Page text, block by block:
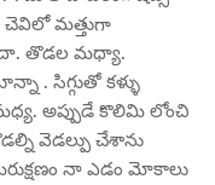
మత్తుగా
తొడల మధ్యా.
. సిగ్గుతో కళ్ళు
అప్పుడే కొలిమి లోంచి
వెడల్పు చేశాను
నా ఎడం మోకాలు